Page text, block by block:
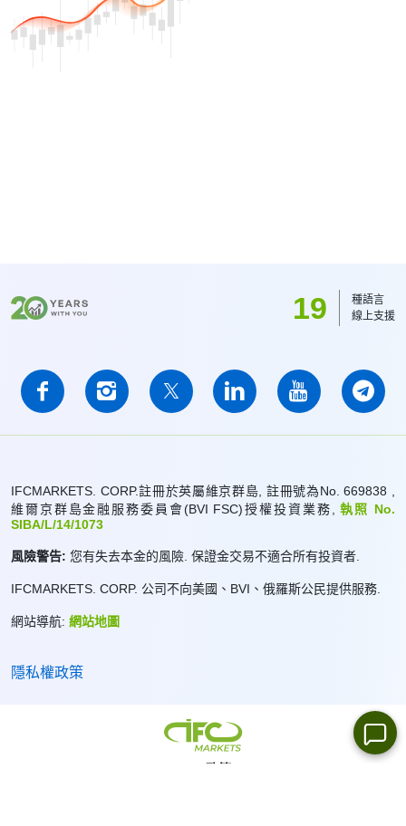
19
種語言
線上支援
IFCMARKETS. CORP.註冊於英屬維京群島, 註冊號為No. 669838 ,
維爾京群島金融服務委員會(BVI FSC)授權投資業務,執照 No.
SIBA/L/14/1073
風險警告: 您有失去本金的風險. 保證金交易不適合所有投資者.
IFCMARKETS. CORP. 公司不向美國、BVI、俄羅斯公民提供服務.
網站導航: 網站地圖
隱私權政策